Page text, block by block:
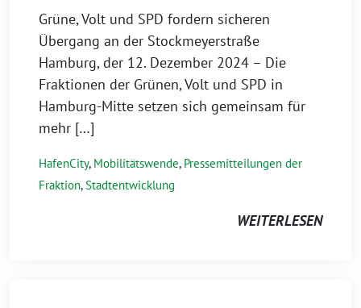
Grüne, Volt und SPD fordern sicheren
Übergang an der Stockmeyerstraße
Hamburg, der 12. Dezember 2024 – Die
Fraktionen der Grünen, Volt und SPD in
Hamburg-Mitte setzen sich gemeinsam für
mehr […]
HafenCity, Mobilitätswende, Pressemitteilungen der
Fraktion,Stadtentwicklung
WEITERLESEN